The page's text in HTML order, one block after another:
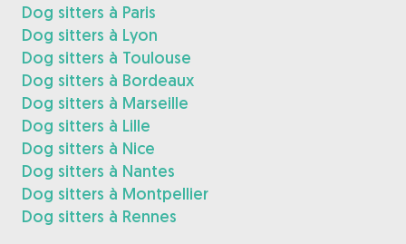
Dog sitters à Paris
Dog sitters à Lyon
Dog sitters à Toulouse
Dog sitters à Bordeaux
Dog sitters à Marseille
Dog sitters à Lille
Dog sitters à Nice
Dog sitters à Nantes
Dog sitters à Montpellier
Dog sitters à Rennes